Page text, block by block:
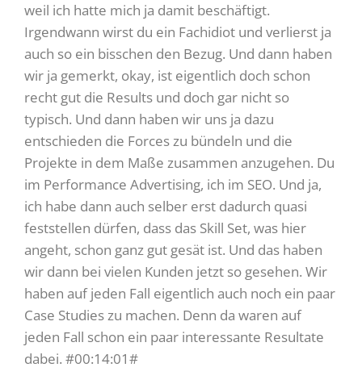
weil ich hatte mich ja damit beschäftigt.
Irgendwann wirst du ein Fachidiot und verlierst ja
auch so ein bisschen den Bezug. Und dann haben
wir ja gemerkt, okay, ist eigentlich doch schon
recht gut die Results und doch gar nicht so
typisch. Und dann haben wir uns ja dazu
entschieden die Forces zu bündeln und die
Projekte in dem Maße zusammen anzugehen. Du
im Performance Advertising, ich im SEO. Und ja,
ich habe dann auch selber erst dadurch quasi
feststellen dürfen, dass das Skill Set, was hier
angeht, schon ganz gut gesät ist. Und das haben
wir dann bei vielen Kunden jetzt so gesehen. Wir
haben auf jeden Fall eigentlich auch noch ein paar
Case Studies zu machen. Denn da waren auf
jeden Fall schon ein paar interessante Resultate
dabei. #00:14:01#